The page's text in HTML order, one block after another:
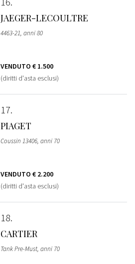
JAEGER-LECOULTRE
4463-21, anni 80
VENDUTO € 1.500
(diritti d'asta esclusi)
17
PIAGET
Coussin 13406, anni 70
VENDUTO € 2.200
(diritti d'asta esclusi)
18
CARTIER
Tank Pre-Must, anni 70